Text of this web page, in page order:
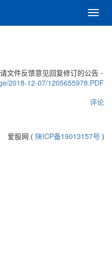
切
换
文件反馈意见回复修订的公告 -
2018-12-07/1205655978.PDF
评论
爱股网 ( 陕ICP备19013157号 )